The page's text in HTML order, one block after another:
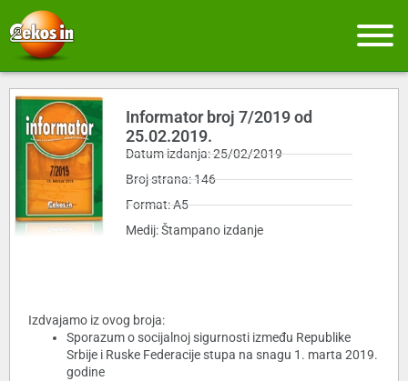
Informator broj 7/2019 od
25.02.2019.
Datum izdanja: 25/02/2019
Broj strana: 146
Format: A5
Medij: Štampano izdanje
Izdvajamo iz ovog broja:
Sporazum o socijalnoj sigurnosti između Republike
Srbije i Ruske Federacije stupa na snagu 1. marta 2019.
godine